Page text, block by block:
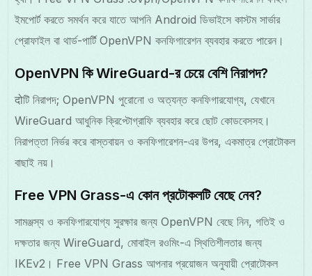
ইমপোর্ট করতে সমর্থন করে যাতে আপনি Android ডিভাইসে কাস্টম সার্ভার
প্রোফাইল বা থার্ড-পার্টি OpenVPN কনফিগারেশন ব্যবহার করতে পারেন।
OpenVPN কি WireGuard-র চেয়ে বেশি নিরাপদ?
दोটি নিরাপদ; OpenVPN পুরোনো ও অত্যন্ত কনফিগারযোগ্য, যেখানে
WireGuard আধুনিক ক্রিপ্টোগ্রাফি ব্যবহার করে ছোট কোডবেসসহ।
নিরাপত্তা নির্ভর করে বাস্তবায়ন ও কনফিগারেশন-এর উপর, একমাত্র প্রোটোকল
বাছাই নয়।
Free VPN Grass-এ কোন প্রটোকলটি বেছে নেব?
সামঞ্জস্য ও কনফিগারযোগ্য সুরক্ষার জন্য OpenVPN বেছে নিন, গতিই ও
দক্ষতার জন্য WireGuard, মোবাইল রওমিং-এ স্থিতিশীলতার জন্য
IKEv2। Free VPN Grass আপনার প্রয়োজন অনুযায়ী প্রোটোকল